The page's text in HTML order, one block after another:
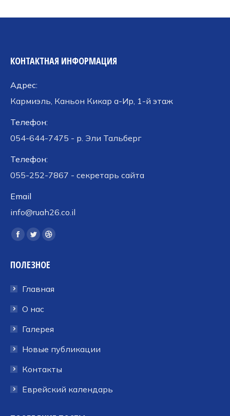
КОНТАКТНАЯ ИНФОРМАЦИЯ
Адрес:
Кармиэль, Каньон Кикар а-Ир, 1-й этаж
Телефон:
054-644-7475 - р. Эли Тальберг
Телефон:
055-252-7867 - секретарь сайта
Email
info@ruah26.co.il
Ищите нас:
Страница
открывается
новом
окне
Страница
открывается
новом
окне
Страница
открывается
новом
ПОЛЕЗНОЕ
Главная
О нас
Галерея
Новые публикации
Контакты
Еврейский календарь